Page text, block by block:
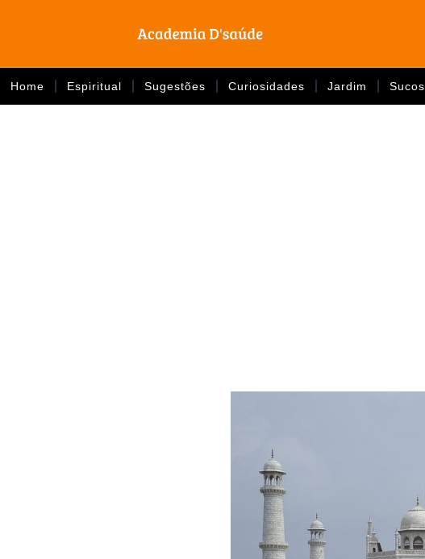
Home Espiritual Sugestões Curiosidades Jardim Sucos